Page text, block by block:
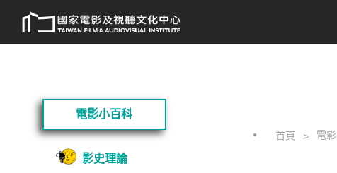
電影小百科
影史理論
首頁 電